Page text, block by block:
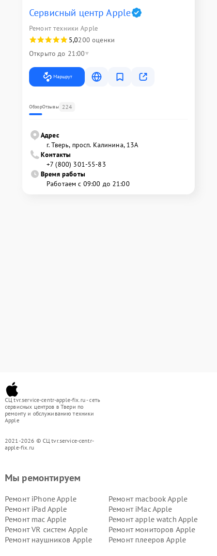
Сервисный центр Apple
Ремонт техники Apple
5,0200 оценки
Открыто до 21:00
Маршрут
ОбзорОтзывы 224
Адрес
г. Тверь, просп. Калинина, 13А
Контакты
+7 (800) 301-55-83
Время работы
Работаем с 09:00 до 21:00
СЦ tvr.service-centr-apple-fix.ru - сеть
сервисных центров в Твери по
ремонту и обслуживанию техники
Apple
2021-2026 © СЦ tvr.service-centr-
apple-fix.ru
Мы ремонтируем
Ремонт iPhone Apple
Ремонт macbook Apple
Ремонт iPad Apple
Ремонт iMac Apple
Ремонт mac Apple
Ремонт apple watch Apple
Ремонт VR систем Apple
Ремонт мониторов Apple
Ремонт наушников Apple
Ремонт плееров Apple